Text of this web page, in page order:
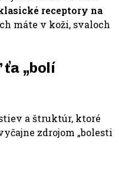
receptory na
máte v koži, svaloch
ťa „bolí
a štruktúr, ktoré
zdrojom „bolesti